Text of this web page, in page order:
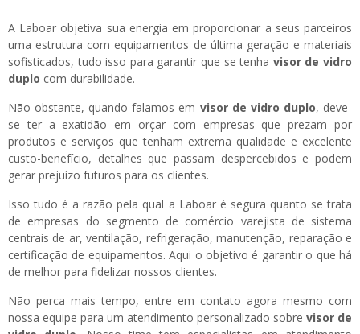
A Laboar objetiva sua energia em proporcionar a seus parceiros
uma estrutura com equipamentos de última geração e materiais
sofisticados, tudo isso para garantir que se tenha visor de vidro
duplo com durabilidade.
Não obstante, quando falamos em visor de vidro duplo, deve-
se ter a exatidão em orçar com empresas que prezam por
produtos e serviços que tenham extrema qualidade e excelente
custo-benefício, detalhes que passam despercebidos e podem
gerar prejuízo futuros para os clientes.
Isso tudo é a razão pela qual a Laboar é segura quanto se trata
de empresas do segmento de comércio varejista de sistema
centrais de ar, ventilação, refrigeração, manutenção, reparação e
certificação de equipamentos. Aqui o objetivo é garantir o que há
de melhor para fidelizar nossos clientes.
Não perca mais tempo, entre em contato agora mesmo com
nossa equipe para um atendimento personalizado sobre visor de